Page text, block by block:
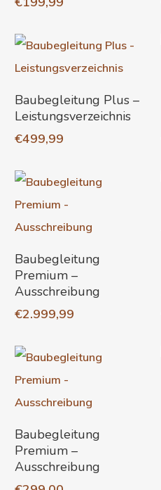
In Den Warenkorb
Baubegleitung Plus –
Leistungsverzeichnis
€499,99
In Den Warenkorb
Baubegleitung
Premium –
Ausschreibung
€2.999,99
In Den Warenkorb
Baubegleitung
Premium –
Ausschreibung